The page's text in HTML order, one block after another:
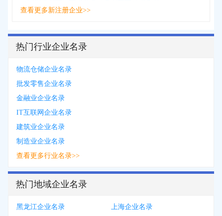
查看更多新注册企业>>
热门行业企业名录
物流仓储企业名录
批发零售企业名录
金融业企业名录
IT互联网企业名录
建筑业企业名录
制造业企业名录
查看更多行业名录>>
热门地域企业名录
黑龙江企业名录 上海企业名录